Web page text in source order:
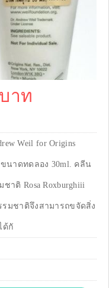
าท
Weil for Origins
ขนาดทดลอง 30ml. คลีน
าติ Rosa Roxburghiii
มชาติจึงสามารถขจัดสิ่ง
ด้กั